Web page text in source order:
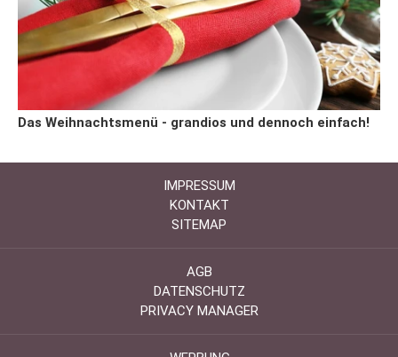
Das Weihnachtsmenü - grandios und dennoch einfach!
IMPRESSUM
KONTAKT
SITEMAP
AGB
DATENSCHUTZ
PRIVACY MANAGER